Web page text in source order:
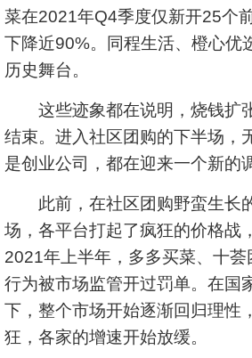
菜在2021年Q4季度仅新开25个
下降近90%。同程生活、橙心优
历史舞台。
这些迹象都在说明，烧钱扩
结束。进入社区团购的下半场，
是创业公司，都在迎来一个新的
此前，在社区团购野蛮生长
场，各平台打起了疯狂的价格战
2021年上半年，多多买菜、十
行为被市场监管开过罚单。在国
下，整个市场开始逐渐回归理性
狂，各家的增速开始放缓。